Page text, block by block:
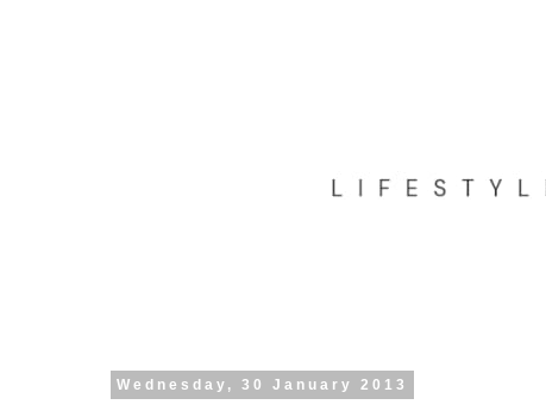
Wednesday, 30 January 2013